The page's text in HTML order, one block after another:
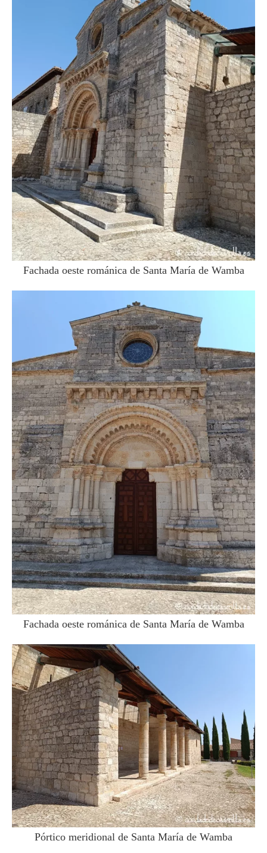
Fachada oeste románica de Santa María de Wamba
Fachada oeste románica de Santa María de Wamba
Pórtico meridional de Santa María de Wamba